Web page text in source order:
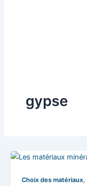
gypse
Choix des matériaux,